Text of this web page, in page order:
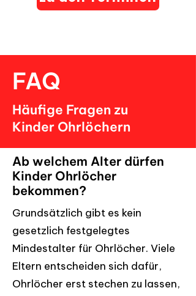
FAQ
Häufige Fragen zu
Kinder Ohrlöchern
Ab welchem Alter dürfen
Kinder Ohrlöcher
bekommen?
Grundsätzlich gibt es kein
gesetzlich festgelegtes
Mindestalter für Ohrlöcher. Viele
Eltern entscheiden sich dafür,
Ohrlöcher erst stechen zu lassen,